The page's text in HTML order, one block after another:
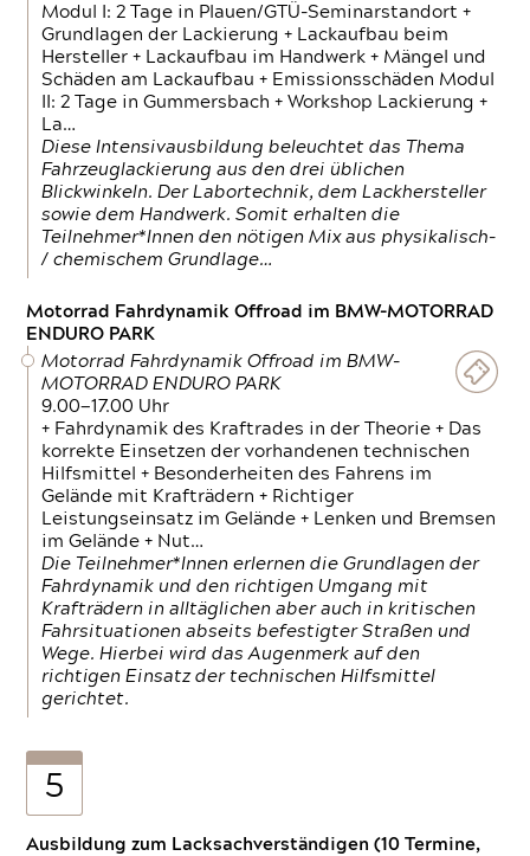
Modul I: 2 Tage in Plauen/GTÜ-Seminarstandort +
Grundlagen der Lackierung + Lackaufbau beim
Hersteller + Lackaufbau im Handwerk + Mängel und
Schäden am Lackaufbau + Emissionsschäden Modul
II: 2 Tage in Gummersbach + Workshop Lackierung +
La…
Diese Intensivausbildung beleuchtet das Thema
Fahrzeuglackierung aus den drei üblichen
Blickwinkeln. Der Labortechnik, dem Lackhersteller
sowie dem Handwerk. Somit erhalten die
Teilnehmer*Innen den nötigen Mix aus physikalisch-
/ chemischem Grundlage…
Motorrad Fahrdynamik Offroad im BMW-MOTORRAD
ENDURO PARK
Motorrad Fahrdynamik Offroad im BMW-
MOTORRAD ENDURO PARK
9.00—17.00 Uhr
+ Fahrdynamik des Kraftrades in der Theorie + Das
korrekte Einsetzen der vorhandenen technischen
Hilfsmittel + Besonderheiten des Fahrens im
Gelände mit Krafträdern + Richtiger
Leistungseinsatz im Gelände + Lenken und Bremsen
im Gelände + Nut…
Die Teilnehmer*Innen erlernen die Grundlagen der
Fahrdynamik und den richtigen Umgang mit
Krafträdern in alltäglichen aber auch in kritischen
Fahrsituationen abseits befestigter Straßen und
Wege. Hierbei wird das Augenmerk auf den
richtigen Einsatz der technischen Hilfsmittel
gerichtet.
5
Ausbildung zum Lacksachverständigen (10 Termine,